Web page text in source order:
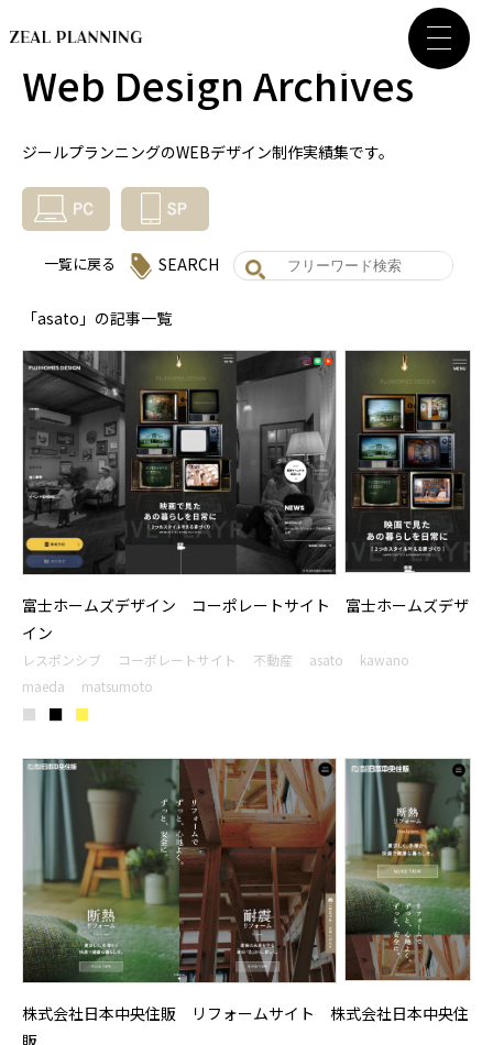
Web Design Archives
ジールプランニングのWEBデザイン制作実績集です。
一覧に戻る SEARCH
「asato」の記事一覧
富士ホームズデザイン コーポレートサイト 富士ホームズデザ
イン
レスポンシブ コーポレートサイト 不動産 asato
kawano
maeda
matsumoto
■ ■ ■
株式会社日本中央住販 リフォームサイト 株式会社日本中央住